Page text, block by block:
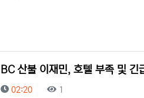
BC 산불 이재민, 호텔 부족 및 긴
등록일
02:20 조회
1